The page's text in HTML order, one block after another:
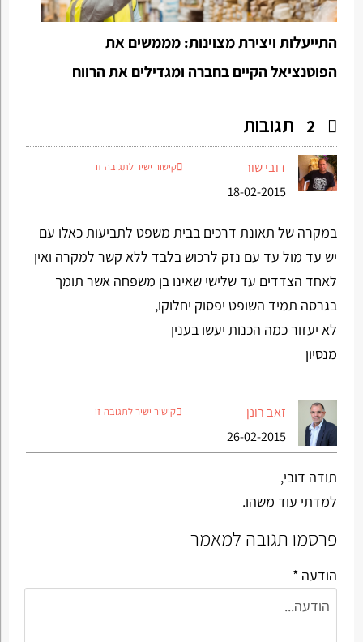
התייעלות ויצירת מצוינות: מממשים את
הפוטנציאל הקיים בחברה ומגדילים את הרווח
2 תגובות
דובי שור
18-02-2015
קישור ישיר לתגובה זו
במקרה של תאונת דרכים בבית משפט לתביעות כאלו עם
יש עד מול עד עם נזק לרכוש בלבד ללא קשר למקרה ואין
לאחד הצדדים עד שלישי שאינו בן משפחה אשר תומך
בגרסה תמיד השופט יפסוק יחלוקו,
לא יעזור כמה הכנות יעשו בענין
מנסיון
זאב רונן
26-02-2015
קישור ישיר לתגובה זו
תודה דובי,
למדתי עוד משהו.
פרסמו תגובה למאמר
הודעה *